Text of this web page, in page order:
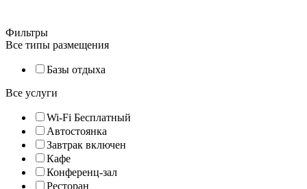
Фильтры
Все типы размещения
Базы отдыха
Все услуги
Wi-Fi Бесплатный
Автостоянка
Завтрак включен
Кафе
Конференц-зал
Ресторан